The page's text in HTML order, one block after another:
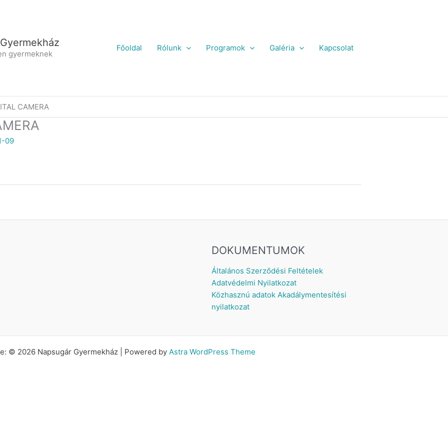
gyermeknek
Főoldal Rólunk Programok Galéria Kapcsolat
CAMERA
09
DOKUMENTUMOK
Általános Szerződési Feltételek
Adatvédelmi Nyilatkozat
Közhasznú adatok Akadálymentesítési
nyilatkozat
© 2026 Napsugár Gyermekház | Powered by Astra WordPress Theme